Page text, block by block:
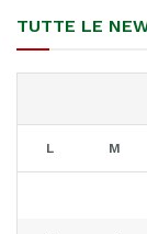
TUTTE LE
L M